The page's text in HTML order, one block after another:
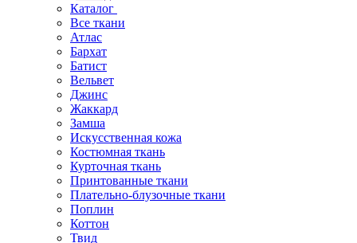
Каталог
Все ткани
Атлас
Бархат
Батист
Вельвет
Джинс
Жаккард
Замша
Искусственная кожа
Костюмная ткань
Курточная ткань
Принтованные ткани
Плательно-блузочные ткани
Поплин
Коттон
Твид